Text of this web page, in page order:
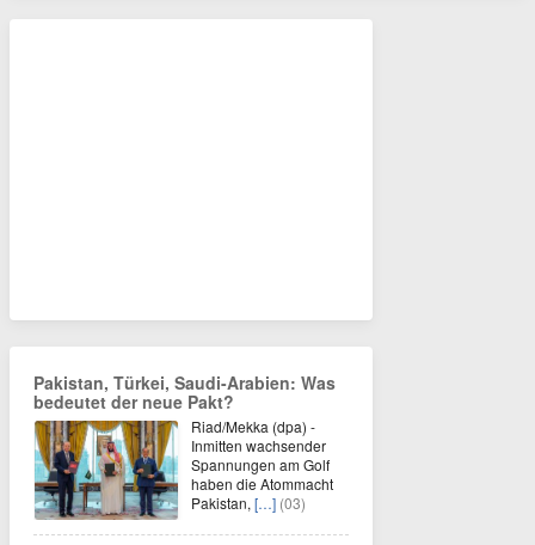
Pakistan, Türkei, Saudi-Arabien: Was
bedeutet der neue Pakt?
Riad/Mekka (dpa) -
Inmitten wachsender
Spannungen am Golf
haben die Atommacht
Pakistan, […] (03)